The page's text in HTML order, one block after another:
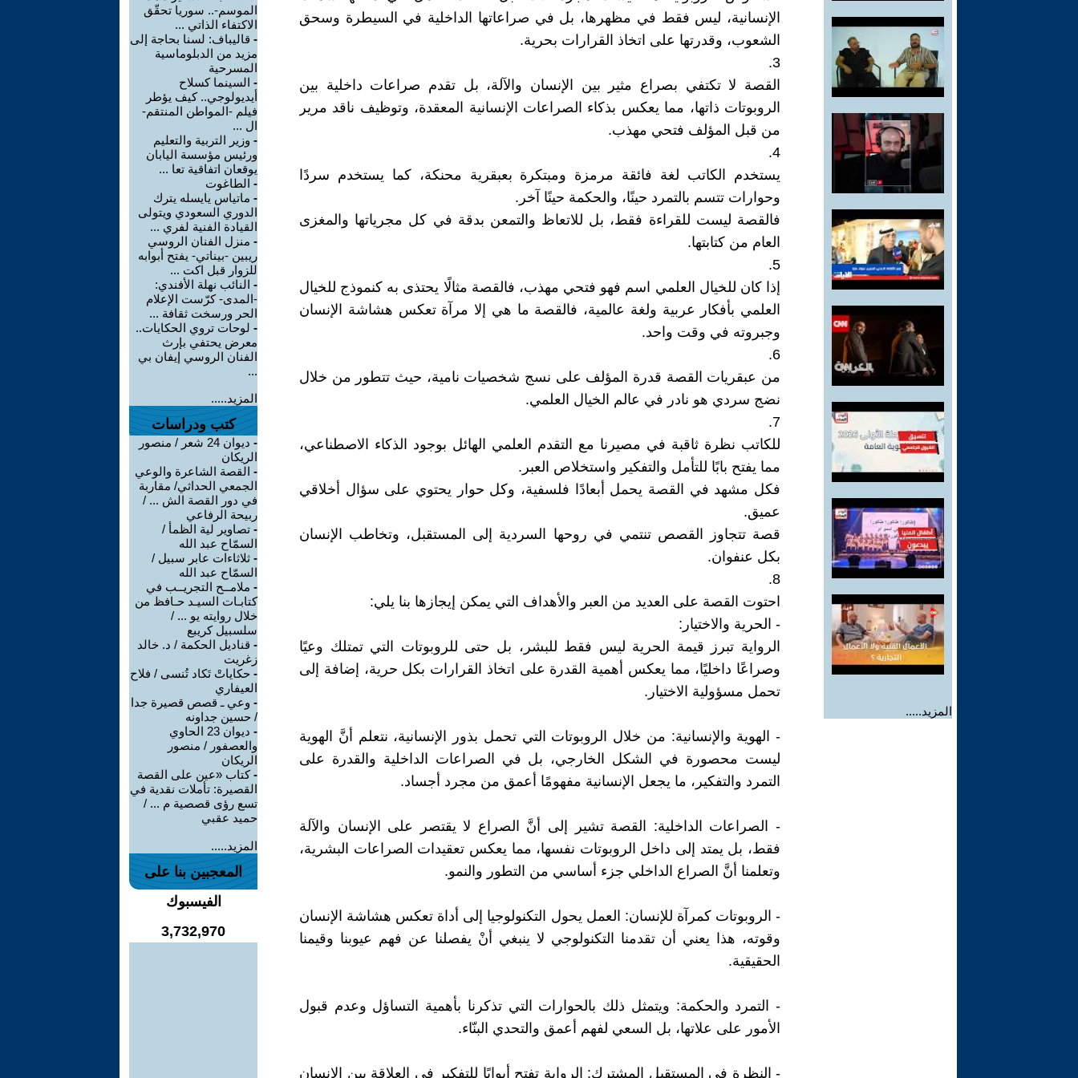
المزيد.....
الإنسانية، ليس فقط في مظهرها، بل في صراعاتها الداخلية في السيطرة وسحق
الشعوب، وقدرتها على اتخاذ القرارات بحرية.
3.
القصة لا تكتفي بصراع مثير بين الإنسان والآلة، بل تقدم صراعات داخلية بين
الروبوتات ذاتها، مما يعكس بذكاء الصراعات الإنسانية المعقدة، وتوظيف ناقد مرير
من قبل المؤلف فتحي مهذب.
4.
يستخدم الكاتب لغة فائقة مرمزة ومبتكرة بعبقرية محنكة، كما يستخدم سردًا
وحوارات تتسم بالتمرد حينًا، والحكمة حينًا آخر.
فالقصة ليست للقراءة فقط، بل للاتعاظ والتمعن بدقة في كل مجرياتها والمغزى
العام من كتابتها.
5.
إذا كان للخيال العلمي اسم فهو فتحي مهذب، فالقصة مثالًا يحتذى به كنموذج للخيال
العلمي بأفكار عربية ولغة عالمية، فالقصة ما هي إلا مرآة تعكس هشاشة الإنسان
وجبروته في وقت واحد.
6.
من عبقريات القصة قدرة المؤلف على نسج شخصيات نامية، حيث تتطور من خلال
نضج سردي هو نادر في عالم الخيال العلمي.
7.
للكاتب نظرة ثاقبة في مصيرنا مع التقدم العلمي الهائل بوجود الذكاء الاصطناعي،
مما يفتح بابًا للتأمل والتفكير واستخلاص العبر.
فكل مشهد في القصة يحمل أبعادًا فلسفية، وكل حوار يحتوي على سؤال أخلاقي
عميق.
قصة تتجاوز القصص تنتمي في روحها السردية إلى المستقبل، وتخاطب الإنسان
بكل عنفوان.
8.
احتوت القصة على العديد من العبر والأهداف التي يمكن إيجازها بنا يلي:
- الحرية والاختيار:
الرواية تبرز قيمة الحرية ليس فقط للبشر، بل حتى للروبوتات التي تمتلك وعيًا
وصراعًا داخليًا، مما يعكس أهمية القدرة على اتخاذ القرارات بكل حرية، إضافة إلى
تحمل مسؤولية الاختيار.
- الهوية والإنسانية: من خلال الروبوتات التي تحمل بذور الإنسانية، نتعلم أنَّ الهوية
ليست محصورة في الشكل الخارجي، بل في الصراعات الداخلية والقدرة على
التمرد والتفكير، ما يجعل الإنسانية مفهومًا أعمق من مجرد أجساد.
- الصراعات الداخلية: القصة تشير إلى أنَّ الصراع لا يقتصر على الإنسان والآلة
فقط، بل يمتد إلى داخل الروبوتات نفسها، مما يعكس تعقيدات الصراعات البشرية،
وتعلمنا أنَّ الصراع الداخلي جزء أساسي من التطور والنمو.
- الروبوتات كمرآة للإنسان: العمل يحول التكنولوجيا إلى أداة تعكس هشاشة الإنسان
وقوته، هذا يعني أن تقدمنا التكنولوجي لا ينبغي أنْ يفصلنا عن فهم عيوبنا وقيمنا
الحقيقية.
- التمرد والحكمة: ويتمثل ذلك بالحوارات التي تذكرنا بأهمية التساؤل وعدم قبول
الأمور على علاتها، بل السعي لفهم أعمق والتحدي البنّاء.
- النظرة في المستقبل المشترك: الرواية تفتح أبوابًا للتفكير في العلاقة بين الإنسان
الموسم-.. سوريا تحقّق
الاكتفاء الذاتي ...
- قاليباف: لسنا بحاجة إلى
مزيد من الدبلوماسية
المسرحية
- السينما كسلاح
أيديولوجي.. كيف يؤطر
فيلم -المواطن المنتقم-
ال ...
- وزير التربية والتعليم
ورئيس مؤسسة اليابان
يوقعان اتفاقية تعا ...
- الطاغوت
- ماتياس يايسله يترك
الدوري السعودي ويتولى
القيادة الفنية لفري ...
- منزل الفنان الروسي
ريبين -بيناتي- يفتح أبوابه
للزوار قبل اكت ...
- النائب نهلة الأفندي:
-المدى- كرّست الإعلام
الحر ورسخت ثقافة ...
- لوحات تروي الحكايات..
معرض يحتفي بإرث
الفنان الروسي إيفان بي
...
المزيد.....
كتب ودراسات
-
ديوان 24 شعر / منصور
الريكان
- القصة الشاعرة والوعي
الجمعي الحداثي/ مقاربة
في دور القصة الش ... /
ربيحة الرفاعي
- تصاوير لية الظمأ /
السمّاح عبد الله
- ثلاثاءات عابر سبيل /
السمّاح عبد الله
- ملامــح التجريــب في
كتابـات السيـد حـافظ من
خلال روايته يو ... /
سلسبيل كريبع
- قناديل الحكمة / د. خالد
زغريت
- حكاياتْ تَكاد تُنسى / فلاح
العيفاري
- وعي ـ قصص قصيرة جدا
/ حسين جداونه
-
ديوان 23 الحاوي
والعصفور / منصور
الريكان
-كتاب «عين على القصة
القصيرة: تأملات نقدية في
تسع رؤى قصصية م ... /
حميد عقبي
المزيد.....
المعجبين بنا على
الفيسبوك
3,732,970